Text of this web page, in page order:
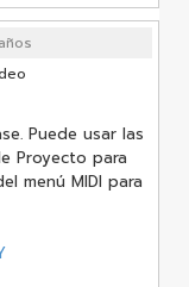
Puede usar las
Proyecto para
menú MIDI para